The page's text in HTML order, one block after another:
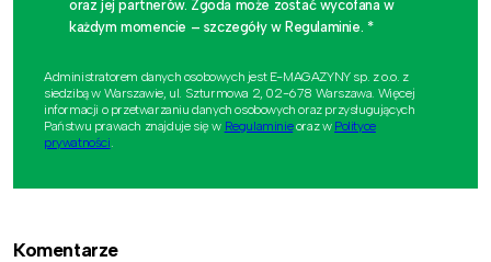
oraz jej partnerów. Zgoda może zostać wycofana w
każdym momencie – szczegóły w Regulaminie. *
Administratorem danych osobowych jest E-MAGAZYNY sp. z o.o. z
siedzibą w Warszawie, ul. Szturmowa 2, 02-678 Warszawa. Więcej
informacji o przetwarzaniu danych osobowych oraz przysługujących
Państwu prawach znajduje się w Regulaminieoraz w Polityce
prywatności
Komentarze